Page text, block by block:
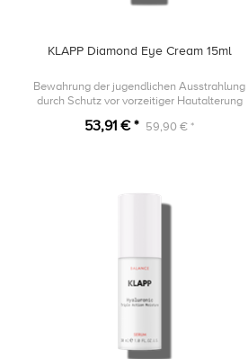
KLAPP Diamond Eye Cream 15ml
Bewahrung der jugendlichen Ausstrahlung
durch Schutz vor vorzeitiger Hautalterung
53,91 € * 59,90 € *